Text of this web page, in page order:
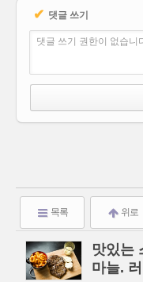
✔ 댓글 쓰기
댓글 쓰기 권한이 없습니
목록 위로
맛있는
마늘.